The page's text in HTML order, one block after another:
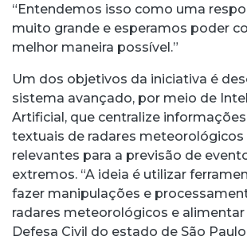
“Entendemos isso como uma
muito grande e esperamos poder
melhor maneira possível.”
Um dos objetivos da iniciativa é
sistema avançado, por meio de
Artificial, que centralize
textuais de radares meteorológicos
relevantes para a previsão de
extremos. “A ideia é utilizar
fazer manipulações e
radares meteorológicos e
Defesa Civil do estado de São